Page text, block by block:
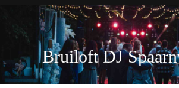
Bruiloft DJ